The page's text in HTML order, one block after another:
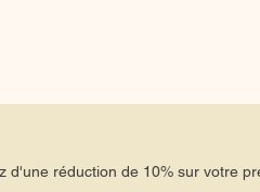
d'une réduction de 10% sur votre